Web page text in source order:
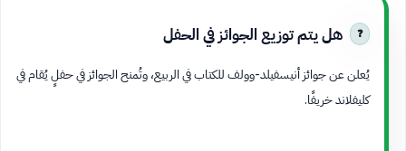
هل يتم توزيع الجوائز في الحفل
يُعلن عن جوائز أنيسفيلد-وولف للكتاب في الربيع، وتُمنح الجوائز في حفلٍ يُقام في
كليفلاند خريفًا.